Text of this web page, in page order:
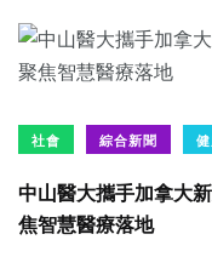
社會 綜合新聞
中山醫大攜手加拿大
焦智慧醫療落地